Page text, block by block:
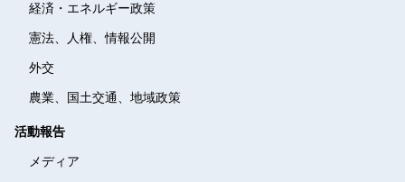
経済・エネルギー政策
憲法、人権、情報公開
外交
農業、国土交通、地域政策
活動報告
メディア